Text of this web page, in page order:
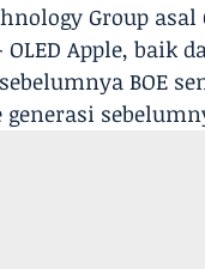
Group
OLED Apple,
BOE
generasi